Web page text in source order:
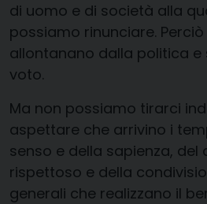
di uomo e di società alla
possiamo rinunciare.
allontanano dalla politica e
voto.
Ma non possiamo tirarci
aspettare che arrivino i
senso e della sapienza, del
rispettoso e della
generali che realizzano il